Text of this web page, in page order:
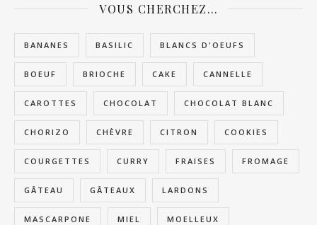
VOUS CHERCHEZ…
BANANES BASILIC BLANCS D'OEUFS
BOEUF BRIOCHE CAKE CANNELLE
CAROTTES CHOCOLAT CHOCOLAT BLANC
CHORIZO CHÈVRE CITRON COOKIES
COURGETTES CURRY FRAISES FROMAGE
GÂTEAU GÂTEAUX LARDONS
MASCARPONE MIEL MOELLEUX